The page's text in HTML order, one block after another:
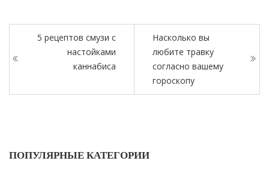
5 рецептов смузи с
настойками
каннабиса
Насколько вы
любите травку
согласно вашему
гороскопу
ПОПУЛЯРНЫЕ КАТЕГОРИИ